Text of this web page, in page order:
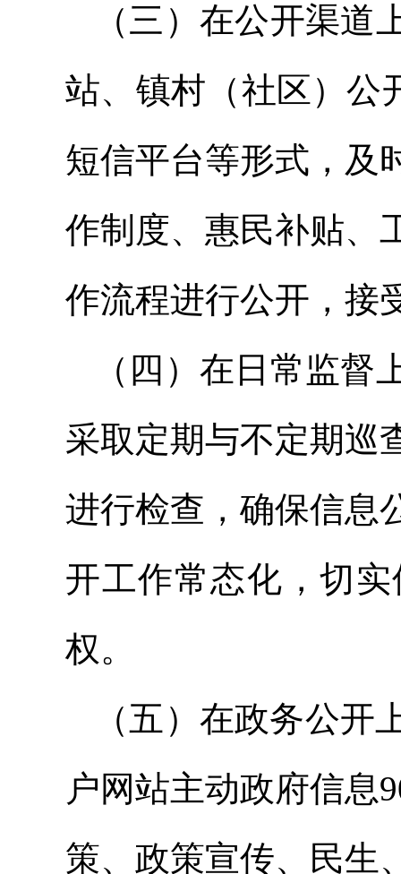
（三）在公开渠
站、镇村（社区）公
短信平台等形式，及
作制度、惠民补贴、
作流程进行公开，接
（四）在日常监
采取定期与不定期巡
进行检查，确保信息
开工作常态化，切
权。
（五）在政务公开
户网站主动政府信息
策、政策宣传、民生